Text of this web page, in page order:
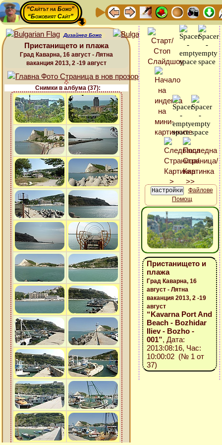
“Сайтът на Божо”
“Божовият Сайт”
Дизайнер Божо
Пристанището и плажа
Град Каварна, 16 август - Лятна
ваканция 2013, 2 -19 август
Снимки в албума (37):
Файлове
Помощ
Пристанището и
плажа
Град Каварна, 16
август - Лятна
ваканция 2013, 2 -19
август
“Kavarna Port And
Beach - Bozhidar
Iliev - Bozho -
001”, Дата:
2013:08:16, Час:
10:00:02 (№ 1 от
37)